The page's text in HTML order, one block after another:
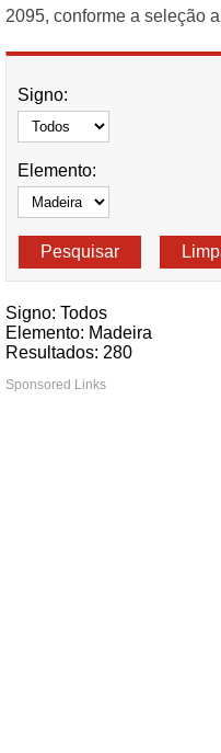
2095, conforme a seleção
Signo:
Elemento:
Signo: Todos
Elemento: Madeira
Resultados: 280